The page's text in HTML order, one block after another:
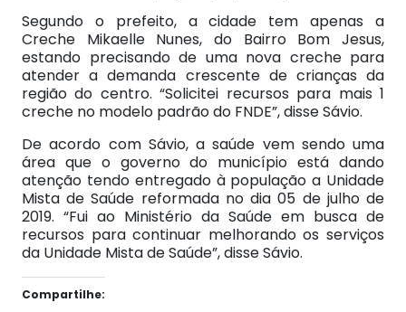
Segundo o prefeito, a cidade tem apenas a
Creche Mikaelle Nunes, do Bairro Bom Jesus,
estando precisando de uma nova creche para
atender a demanda crescente de crianças da
região do centro. “Solicitei recursos para mais 1
creche no modelo padrão do FNDE”, disse Sávio.
De acordo com Sávio, a saúde vem sendo uma
área que o governo do município está dando
atenção tendo entregado à população a Unidade
Mista de Saúde reformada no dia 05 de julho de
2019. “Fui ao Ministério da Saúde em busca de
recursos para continuar melhorando os serviços
da Unidade Mista de Saúde”, disse Sávio.
Compartilhe: